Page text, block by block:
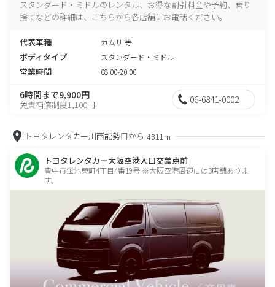
スタンダード・ミドルのレンタル、お得な割引料金や予約、乗り
捨てなどの詳細は、こちらから各店舗にお電話ください。
代表車種 カムリ 等
ボディタイプ スタンダード・ミドル
営業時間 08:00-20:00
6時間まで9,900円
免責補償制度1,100円 06-6841-0002
トヨタレンタカー川西能勢口から 4311m
トヨタレンタカー大阪空港入口交差点前
豊中市蛍池東町4丁目4番19号 ※大阪空港周辺には3店舗ありま
す。